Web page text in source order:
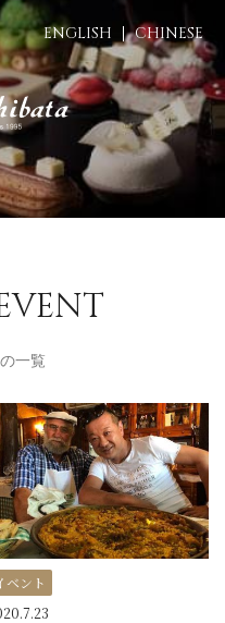
ENGLISH CHINESE
一覧
ベント